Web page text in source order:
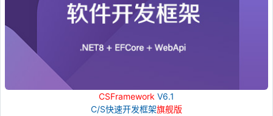
CSFramework V6.1
C/S快速开发框架旗舰版